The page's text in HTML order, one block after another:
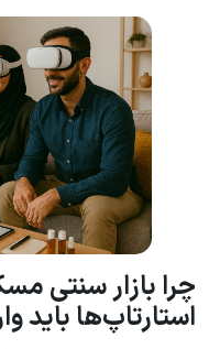
چرا بازار سنتی
استارتاپ‌ها باید